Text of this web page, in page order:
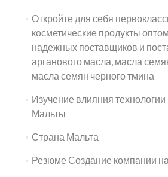
Откройте для себя
косметические продукты
надежных поставщиков и
арганового масла, масла
масла семян черного тмина
Изучение влияния
Мальты
Страна Мальта
Резюме Создание компании